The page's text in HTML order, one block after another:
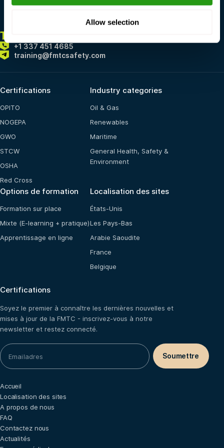
Allow selection
TOUJOURS
+1 337 451 4685
training@fmtcsafety.com
Certifications
OPITO
NOGEPA
GWO
STCW
OSHA
Red Cross
Industry categories
Oil & Gas
Renewables
Maritime
General Health, Safety &
Environment
Options de formation
Formation sur place
Mixte (E-learning + pratique)
Apprentissage en ligne
Localisation des sites
États-Unis
Les Pays-Bas
Arabie Saoudite
France
Belgique
Certifications
Soyez le premier à connaître les dernières nouvelles et
mises à jour de la FMTC - inscrivez-vous à notre
newsletter et restez connecté.
Accueil
Localisation des sites
A propos de nous
FAQ
Contactez nous
Actualités